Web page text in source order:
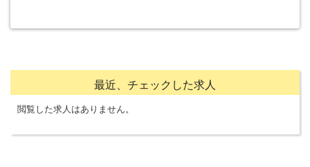
最近、チェックした求人
閲覧した求人はありません。